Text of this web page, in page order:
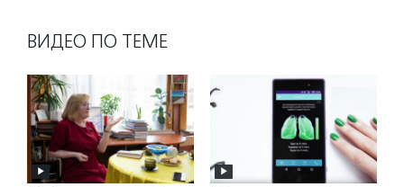
ВИДЕО ПО ТЕМЕ